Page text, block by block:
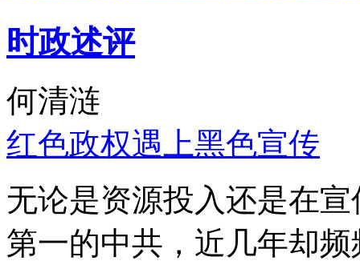
时政述评
何清涟
红色政权遇上黑色宣传
无论是资源投入还是在
第一的中共，近几年却